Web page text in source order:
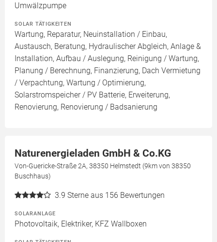
Umwälzpumpe
SOLAR TÄTIGKEITEN
Wartung, Reparatur, Neuinstallation / Einbau,
Austausch, Beratung, Hydraulischer Abgleich, Anlage &
Installation, Aufbau / Auslegung, Reinigung / Wartung,
Planung / Berechnung, Finanzierung, Dach Vermietung
/ Verpachtung, Wartung / Optimierung,
Solarstromspeicher / PV Batterie, Erweiterung,
Renovierung, Renovierung / Badsanierung
Naturenergieladen GmbH & Co.KG
Von-Guericke-Straße 2A, 38350 Helmstedt (9km von 38350
Buschhaus)
3.9 Sterne aus 156 Bewertungen
SOLARANLAGE
Photovoltaik, Elektriker, KFZ Wallboxen